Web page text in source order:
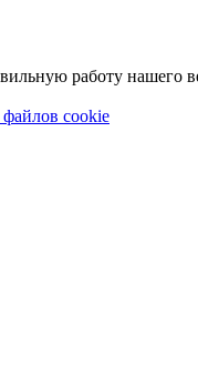
работу нашего
cookie